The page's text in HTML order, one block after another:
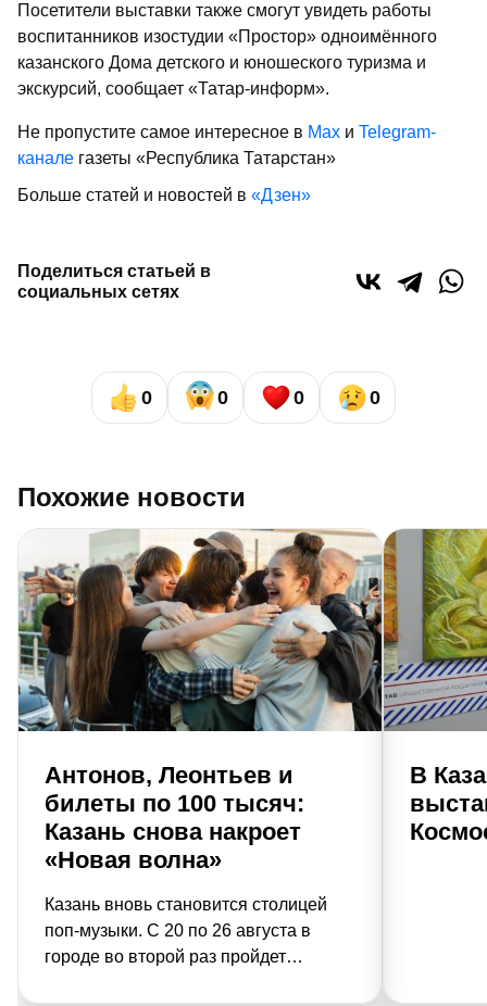
Посетители выставки также смогут увидеть работы
воспитанников изостудии «Простор» одноимённого
казанского Дома детского и юношеского туризма и
экскурсий, сообщает «Татар-информ».
Не пропустите самое интересное в Max и Telegram-
канале газеты «Республика Татарстан»
Больше статей и новостей в «Дзен»
Поделиться статьей в
социальных сетях
0 0 0 0
Похожие новости
Антонов, Леонтьев и
билеты по 100 тысяч:
Казань снова накроет
«Новая волна»
Казань вновь становится столицей
поп-музыки. С 20 по 26 августа в
городе во второй раз пройдет
В